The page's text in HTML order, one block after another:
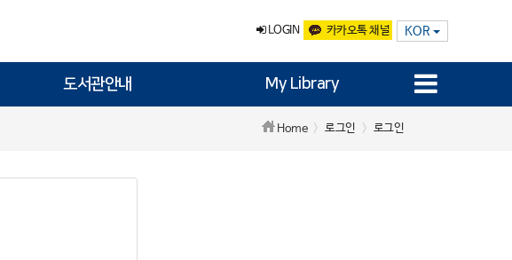
LOGIN 카카오톡 채널 KOR
도서관안내 My Library
Home 로그인 로그인